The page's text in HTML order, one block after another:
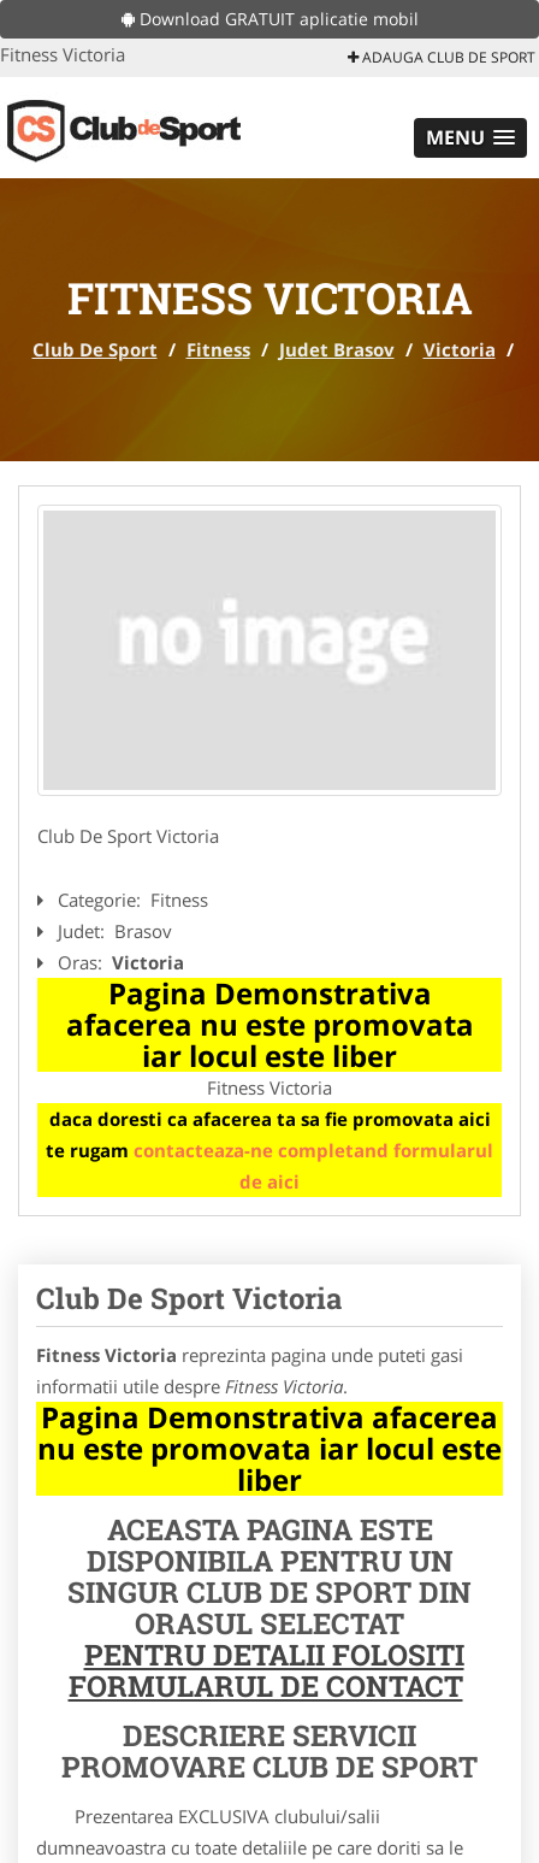
Download GRATUIT aplicatie mobil
Fitness Victoria ADAUGA CLUB DE SPORT
MENU
FITNESS VICTORIA
Club De Sport / Fitness / Judet Brasov / Victoria /
Club De Sport Victoria
Categorie: Fitness
Judet: Brasov
Oras: Victoria
Pagina Demonstrativa
afacerea nu este promovata
iar locul este liber
Fitness Victoria
daca doresti ca afacerea ta sa fie promovata aici
te rugam contacteaza-ne completand formularul
de aici
Club De Sport Victoria
Fitness Victoria reprezinta pagina unde puteti gasi
informatii utile despre Fitness Victoria.
Pagina Demonstrativa afacerea
nu este promovata iar locul este
liber
ACEASTA PAGINA ESTE
DISPONIBILA PENTRU UN
SINGUR CLUB DE SPORT DIN
ORASUL SELECTAT
PENTRU DETALII FOLOSITI
FORMULARUL DE CONTACT
DESCRIERE SERVICII
PROMOVARE CLUB DE SPORT
Prezentarea EXCLUSIVA clubului/salii
dumneavoastra cu toate detaliile pe care doriti sa le